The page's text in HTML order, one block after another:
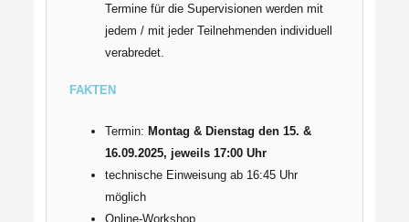
Termine für die Supervisionen werden mit
jedem / mit jeder Teilnehmenden individuell
verabredet.
FAKTEN
Termin: Montag & Dienstag den 15. &
16.09.2025, jeweils 17:00 Uhr
technische Einweisung ab 16:45 Uhr
möglich
Online-Workshop